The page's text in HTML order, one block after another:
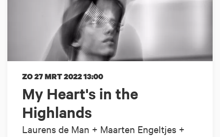
My Heart's in the
Highlands
Laurens de Man + Maarten Engeltjes +
ZO 27 MRT 202213:00